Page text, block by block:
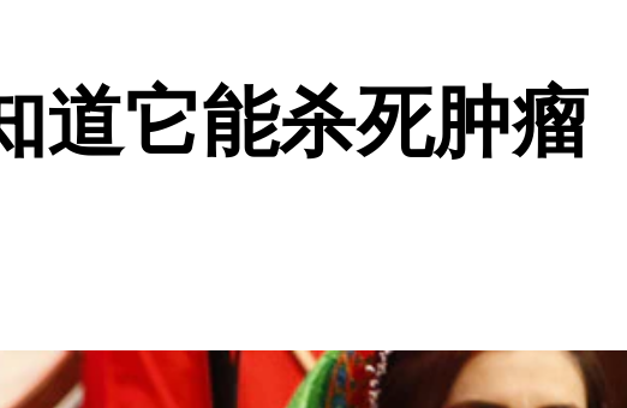
道它能杀死肿瘤